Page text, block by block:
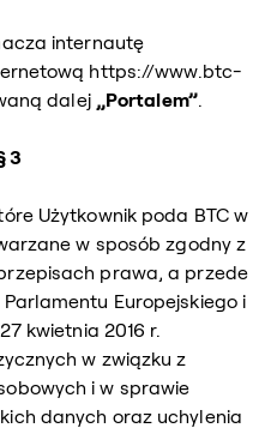
internautę
https://www.btc-
dalej „Portalem”.
3
Użytkownik poda BTC w
w sposób zgodny z
prawa, a przede
Europejskiego i
kwietnia 2016 r.
w związku z
i w sprawie
danych oraz uchylenia